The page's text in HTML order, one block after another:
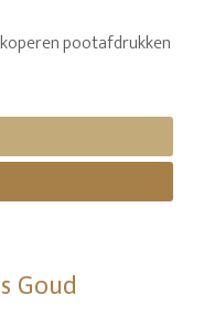
pootafdrukken
Goud